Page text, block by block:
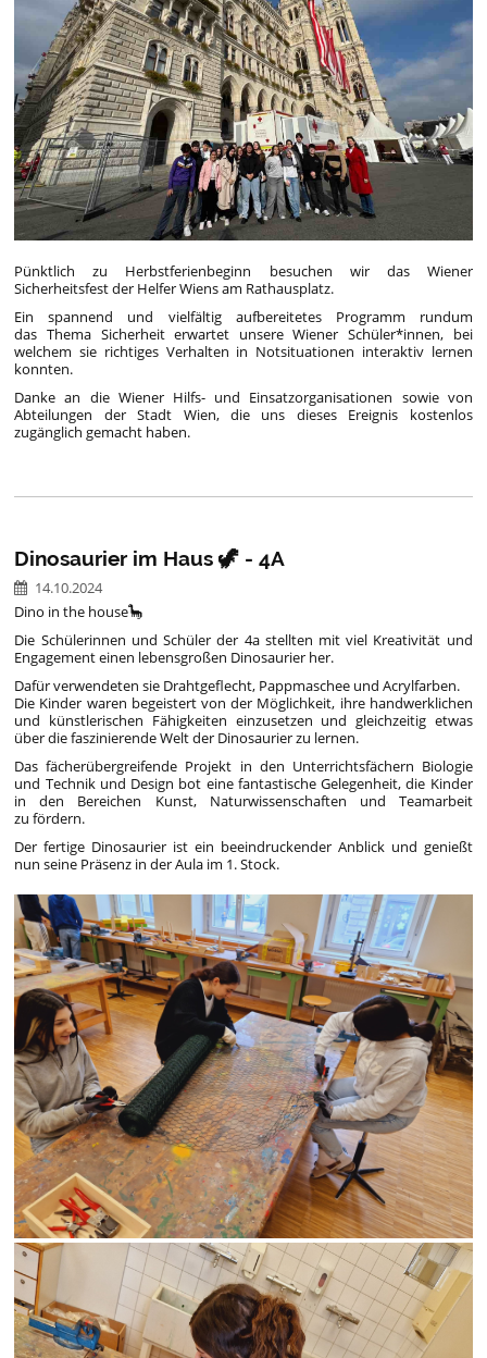
Pünktlich zu Herbstferienbeginn besuchen wir das Wiener
Sicherheitsfest der Helfer Wiens am Rathausplatz.
Ein spannend und vielfältig aufbereitetes Programm rundum
das Thema Sicherheit erwartet unsere Wiener Schüler*innen, bei
welchem sie richtiges Verhalten in Notsituationen interaktiv lernen
konnten.
Danke an die Wiener Hilfs- und Einsatzorganisationen sowie von
Abteilungen der Stadt Wien, die uns dieses Ereignis kostenlos
zugänglich gemacht haben.
Dinosaurier im Haus 🦖 - 4A
14.10.2024
Dino in the house🦕
Die Schülerinnen und Schüler der 4a stellten mit viel Kreativität und
Engagement einen lebensgroßen Dinosaurier her.
Dafür verwendeten sie Drahtgeflecht, Pappmaschee und Acrylfarben.
Die Kinder waren begeistert von der Möglichkeit, ihre handwerklichen
und künstlerischen Fähigkeiten einzusetzen und gleichzeitig etwas
über die faszinierende Welt der Dinosaurier zu lernen.
Das fächerübergreifende Projekt in den Unterrichtsfächern Biologie
und Technik und Design bot eine fantastische Gelegenheit, die Kinder
in den Bereichen Kunst, Naturwissenschaften und Teamarbeit
zu fördern.
Der fertige Dinosaurier ist ein beeindruckender Anblick und genießt
nun seine Präsenz in der Aula im 1. Stock.